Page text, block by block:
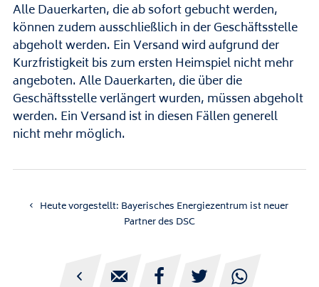
Alle Dauerkarten, die ab sofort gebucht werden,
können zudem ausschließlich in der Geschäftsstelle
abgeholt werden. Ein Versand wird aufgrund der
Kurzfristigkeit bis zum ersten Heimspiel nicht mehr
angeboten. Alle Dauerkarten, die über die
Geschäftsstelle verlängert wurden, müssen abgeholt
werden. Ein Versand ist in diesen Fällen generell
nicht mehr möglich.
Heute vorgestellt: Bayerisches Energiezentrum ist neuer
Partner des DSC
    